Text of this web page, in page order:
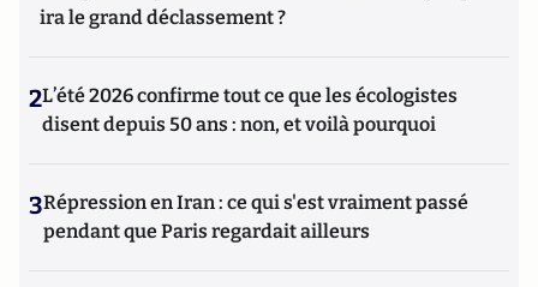
ira le grand déclassement ?
2L’été 2026 confirme tout ce que les écologistes
disent depuis 50 ans : non, et voilà pourquoi
3Répression en Iran : ce qui s'est vraiment passé
pendant que Paris regardait ailleurs